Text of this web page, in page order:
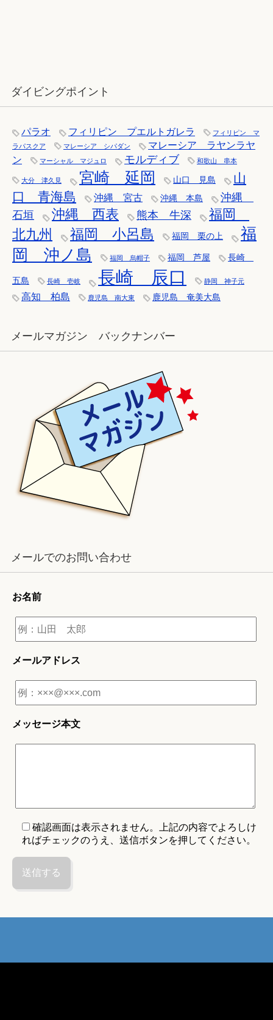
ダイビングポイント
パラオ フィリピン プエルトガレラ
フィリピン マ
ラパスクア
マレーシア シパダン
マレーシア ラヤンラヤ
ン
マーシャル マジュロ モルディブ 和歌山 串本
大分 津久見 宮崎 延岡 山口 見島
山
口 青海島
沖縄 宮古 沖縄 本島
沖縄
石垣
沖縄 西表 熊本 牛深
福岡
北九州
福岡 小呂島 福岡 栗の上
福
岡 沖ノ島
福岡 烏帽子 福岡 芦屋 長崎
五島 長崎 壱岐 長崎 辰口 静岡 神子元
高知 柏島 鹿児島 南大東 鹿児島 奄美大島
メールマガジン バックナンバー
メールでのお問い合わせ
お名前
メールアドレス
メッセージ本文
確認画面は表示されません。上記の内容でよろしけ
ればチェックのうえ、送信ボタンを押してください。